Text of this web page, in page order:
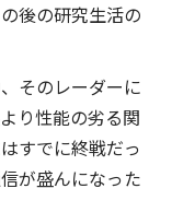
後の研究生活の
そのレーダーに
り性能の劣る関
すでに終戦だっ
が盛んになった